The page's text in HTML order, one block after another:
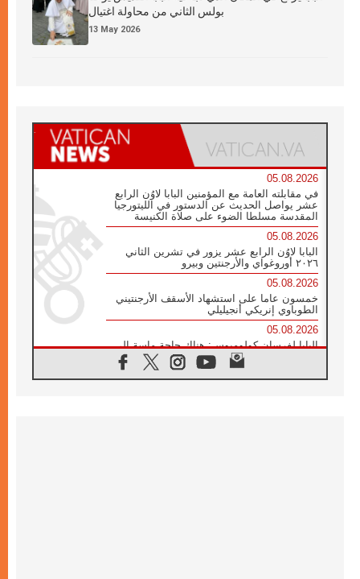
بولس الثاني من محاولة اغتيال
13 May 2026
05.08.2026
في مقابلته العامة مع المؤمنين البابا لاوُن الرابع
عشر يواصل الحديث عن الدستور في الليتورجيا
المقدسة مسلطا الضوء على صلاة الكنيسة
05.08.2026
البابا لاوُن الرابع عشر يزور في تشرين الثاني
٢٠٢٦ أوروغواي والأرجنتين وبيرو
05.08.2026
خمسون عاما على استشهاد الأسقف الأرجنتيني
الطوباوي إنريكي أنجيليلي
05.08.2026
البابا لفرسان كولومبوس: هناك حاجة ماسة إلى
أنبياء تناغم يسعون إلى بناء الجسور
04.08.2026